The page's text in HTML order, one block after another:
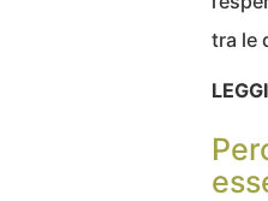
tra le